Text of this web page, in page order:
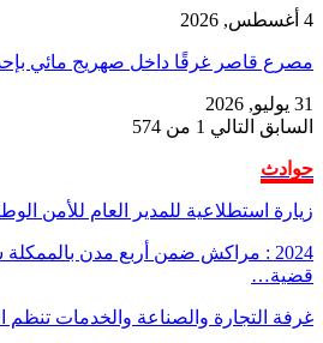
4 أغسطس, 2026
مصرع قاصر غرقًا داخل صهريج مائي
31 يوليو, 2026
السابق التالي 1 من 574
حوادث
زيارة استطلاعية للمدير العام للأمن
قضية…
غرفة التجارة والصناعة والخدمات تنظم